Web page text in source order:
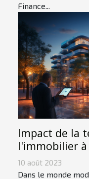
Finance...
Impact de la
l'immobilier
10 août 2023
Dans le monde